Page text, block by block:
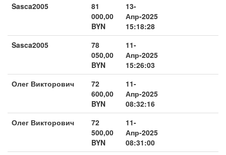
Sasca2005
81
000,00
BYN
13-
Апр-2025
15:18:28
Sasca2005
78
050,00
BYN
11-
Апр-2025
15:26:03
Олег Викторович
72
600,00
BYN
11-
Апр-2025
08:32:16
Олег Викторович
72
500,00
BYN
11-
Апр-2025
08:31:00